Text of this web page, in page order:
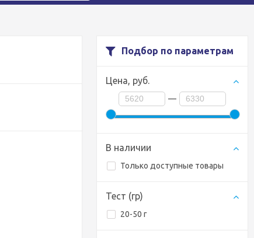
Подбор по параметрам
Цена, руб.
—
В наличии
Только доступные товары
Тест (гр)
20-50 г